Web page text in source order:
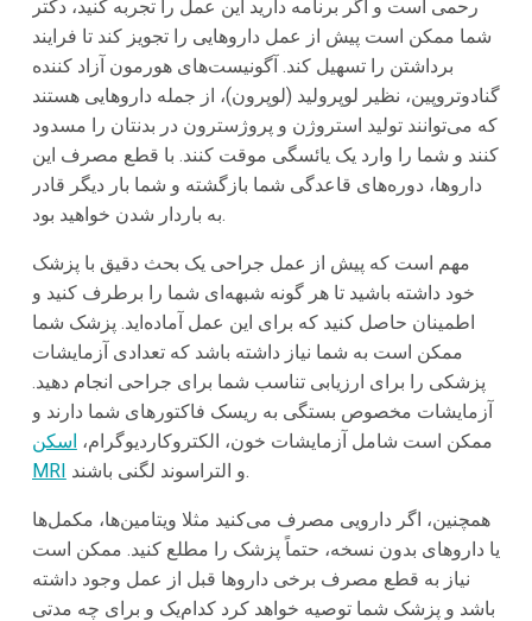
رحمی است و اگر برنامه دارید این عمل را تجربه کنید، دکتر
شما ممکن است پیش از عمل داروهایی را تجویز کند تا فرایند
برداشتن را تسهیل کند. آگونیست‌های هورمون آزاد کننده
گنادوتروپین، نظیر لوپرولید (لوپرون)، از جمله داروهایی هستند
که می‌توانند تولید استروژن و پروژسترون در بدنتان را مسدود
کنند و شما را وارد یک یائسگی موقت کنند. با قطع مصرف این
داروها، دوره‌های قاعدگی شما بازگشته و شما بار دیگر قادر
به باردار شدن خواهید بود.
مهم است که پیش از عمل جراحی یک بحث دقیق با پزشک
خود داشته باشید تا هر گونه شبهه‌ای شما را برطرف کنید و
اطمینان حاصل کنید که برای این عمل آماده‌اید. پزشک شما
ممکن است به شما نیاز داشته باشد که تعدادی آزمایشات
پزشکی را برای ارزیابی تناسب شما برای جراحی انجام دهید.
آزمایشات مخصوص بستگی به ریسک فاکتورهای شما دارند و
ممکن است شامل آزمایشات خون، الکتروکاردیوگرام، اسکن
MRI
و التراسوند لگنی باشند.
همچنین، اگر دارویی مصرف می‌کنید مثلا ویتامین‌ها، مکمل‌ها
یا داروهای بدون نسخه، حتماً پزشک را مطلع کنید. ممکن است
نیاز به قطع مصرف برخی داروها قبل از عمل وجود داشته
باشد و پزشک شما توصیه خواهد کرد کدام‌یک و برای چه مدتی